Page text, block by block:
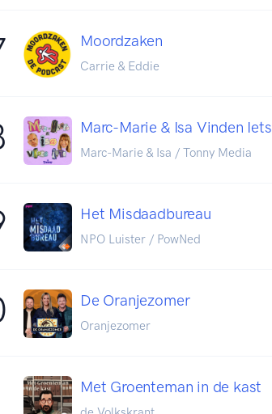
Moordzaken
Carrie & Eddie
Marc-Marie & Isa Vinden Iets
Marc-Marie & Isa / Tonny Media
Het Misdaadbureau
NPO Luister / PowNed
De Oranjezomer
Oranjezomer
Met Groenteman in de kast